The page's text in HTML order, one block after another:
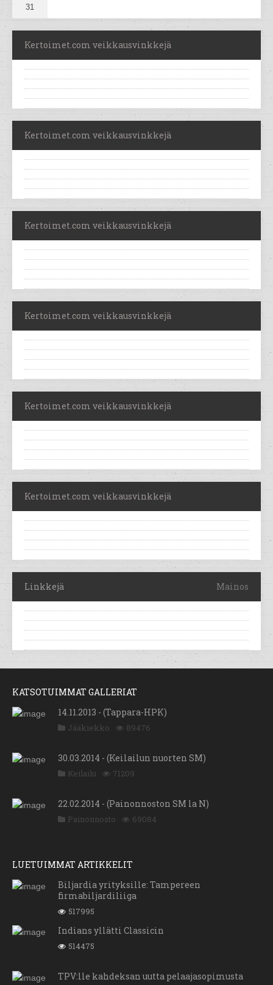
31
Kertoimet.com veikkausvinkkejä
Kertoimet.com veikkausvinkkejä
Kertoimet.com veikkausvinkkejä
Kertoimet.com veikkausvinkkejä
Kertoimet.com veikkausvinkkejä
Kertoimet.com veikkausvinkkejä
Linkkejä Mainos
KATSOTUIMMAT GALLERIAT
14.11.2013 - (Tappara-HPK)
Jääkiekko 89476
30.03.2014 - (Keilailun nuorten SM)
Keilailu 71209
22.02.2014 - (Painonnoston SM la N)
Painonnosto 69084
LUETUIMMAT ARTIKKELIT
Biljardia yrityksille: Tampereen
firmabiljardiliiga
517995
Indians yllätti Classicin
514475
TPV:lle kahdeksan uutta pelaajasopimusta